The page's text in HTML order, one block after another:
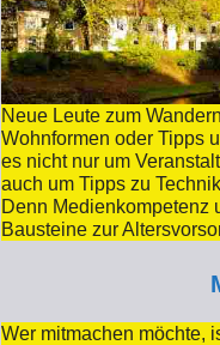
Neue Leute zum
Wohnformen oder Tipps
es nicht nur um
auch um Tipps zu
Denn Medienkompetenz
Bausteine zur
Wer mitmachen möchte,